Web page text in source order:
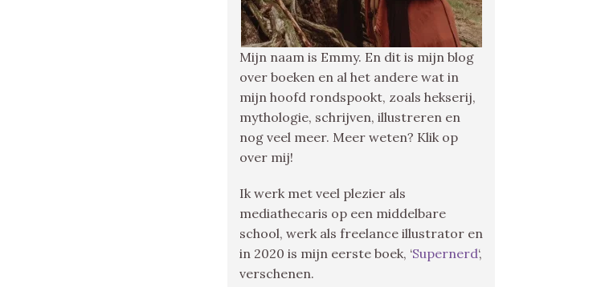
Mijn naam is Emmy. En dit is mijn blog
over boeken en al het andere wat in
mijn hoofd rondspookt, zoals hekserij,
mythologie, schrijven, illustreren en
nog veel meer. Meer weten? Klik op
over mij!
Ik werk met veel plezier als
mediathecaris op een middelbare
school, werk als freelance illustrator en
in 2020 is mijn eerste boek, ‘Supernerd‘,
verschenen.